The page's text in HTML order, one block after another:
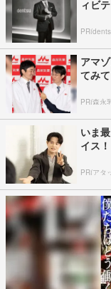
ィビ
アマ
てみて
PR(森永
いま
イス
PR(アタ